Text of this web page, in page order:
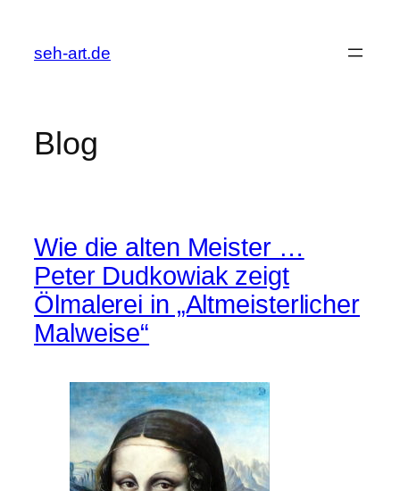
springen
seh-art.de
Blog
Wie die alten Meister …
Peter Dudkowiak zeigt
Ölmalerei in „Altmeisterlicher
Malweise“